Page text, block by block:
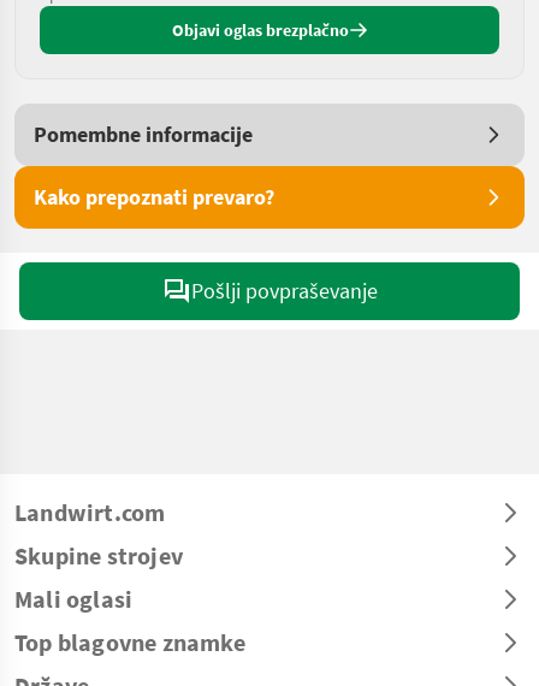
Objavi oglas brezplačno
Pomembne informacije
Kako prepoznati prevaro?
Pošlji povpraševanje
Landwirt.com
Skupine strojev
Mali oglasi
Top blagovne znamke